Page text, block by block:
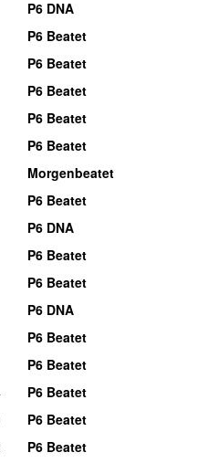
P6 DNA
P6 Beatet
P6 Beatet
P6 Beatet
P6 Beatet
P6 Beatet
Morgenbeatet
P6 Beatet
P6 DNA
P6 Beatet
P6 Beatet
P6 DNA
P6 Beatet
P6 Beatet
P6 Beatet
P6 Beatet
P6 Beatet